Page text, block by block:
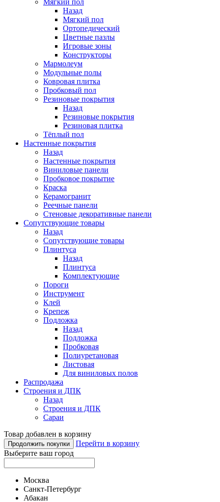
Мягкий пол
Назад
Мягкий пол
Ортопедический
Цветные пазлы
Игровые зоны
Конструкторы
Мармолеум
Модульные полы
Ковровая плитка
Пробковый пол
Резиновые покрытия
Назад
Резиновые покрытия
Резиновая плитка
Тёплый пол
Настенные покрытия
Назад
Настенные покрытия
Виниловые панели
Пробковое покрытие
Краска
Керамогранит
Реечные панели
Стеновые декоративные панели
Сопутствующие товары
Назад
Сопутствующие товары
Плинтуса
Назад
Плинтуса
Комплектующие
Пороги
Инструмент
Клей
Крепеж
Подложка
Назад
Подложка
Пробковая
Полиуретановая
Листовая
Для виниловых полов
Распродажа
Строения и ДПК
Назад
Строения и ДПК
Сараи
Товар добавлен в корзину
Продолжить покупки
Перейти в корзину
Выберите ваш город
Москва
Санкт-Петербург
Абакан